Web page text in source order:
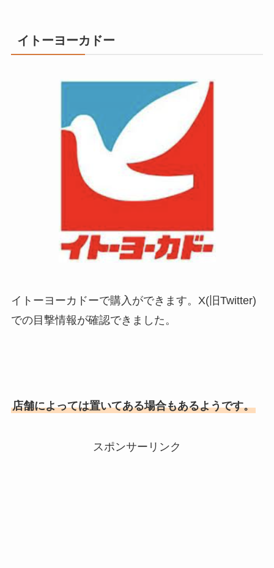
イトーヨーカドー
イトーヨーカドーで購入ができます。X(旧Twitter)
での目撃情報が確認できました。
店舗によっては置いてある場合もあるようです。
スポンサーリンク